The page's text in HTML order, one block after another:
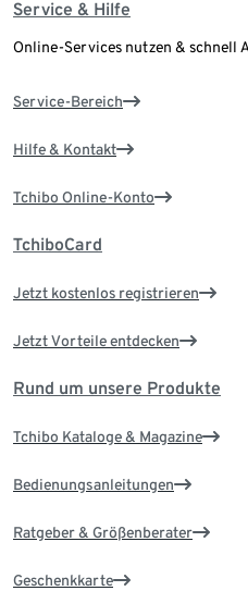
Service & Hilfe
Online-Services nutzen & schnell
Service-Bereich
Hilfe & Kontakt
Tchibo Online-Konto
TchiboCard
Jetzt kostenlos registrieren
Jetzt Vorteile entdecken
Rund um unsere Produkte
Tchibo Kataloge & Magazine
Bedienungsanleitungen
Ratgeber & Größenberater
Geschenkkarte